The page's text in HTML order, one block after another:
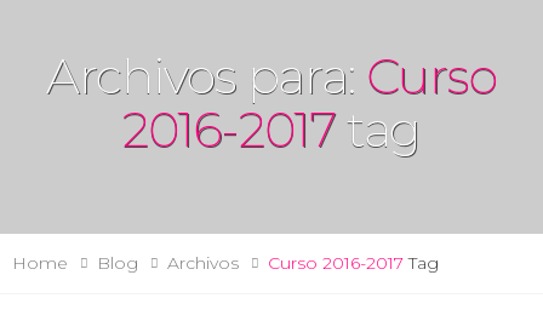
Archivos para: Curso
2016-2017tag
Home Blog Archivos Curso 2016-2017 Tag